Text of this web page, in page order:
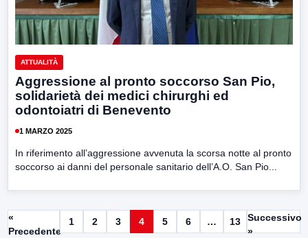
ATTUALITÀ
Aggressione al pronto soccorso San Pio,
solidarietà dei medici chirurghi ed
odontoiatri di Benevento
1 MARZO 2025
In riferimento all’aggressione avvenuta la scorsa notte al pronto
soccorso ai danni del personale sanitario dell’A.O. San Pio...
«
Precedente
1 2 3 4 5 6 … 13
Successivo
»